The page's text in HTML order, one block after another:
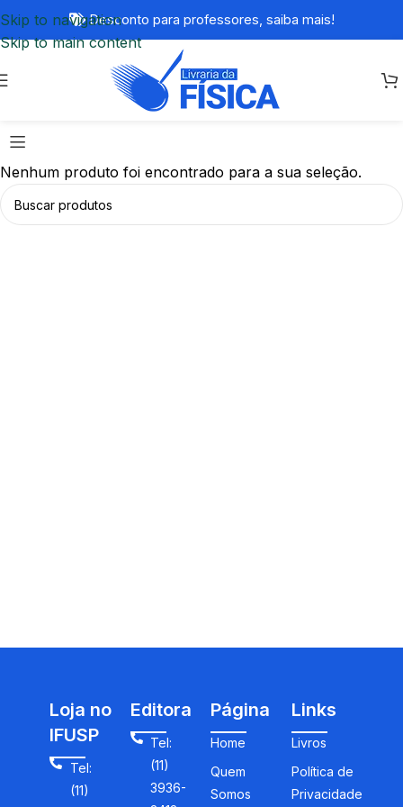
Skip to navigation
Skip to main content
Desconto para professores, saiba mais!
Nenhum produto foi encontrado para a sua seleção.
Loja no
IFUSP
Tel:
(11)
Editora
Tel:
(11)
3936-
Página
Home
Quem
Somos
Links
Livros
Política de
Privacidade